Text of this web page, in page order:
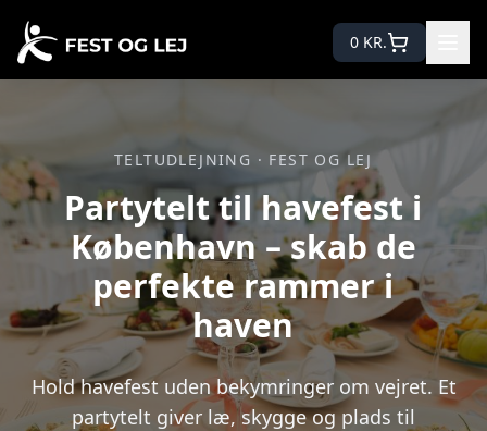
0 KR.
TELTUDLEJNING · FEST OG LEJ
Partytelt til havefest i
København – skab de
perfekte rammer i
haven
Hold havefest uden bekymringer om vejret. Et
partytelt giver læ, skygge og plads til